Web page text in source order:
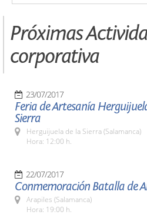
Próximas
corporativa
23/07/2017
Feria de Artesanía
Sierra
Herguijuela de la Sierra (Salamanca)
Hora: 12:00 h.
22/07/2017
Conmemoración Batalla de
Arapiles (Salamanca)
Hora: 19:00 h.